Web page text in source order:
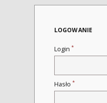
LOGOWANIE
Login *
Hasło *